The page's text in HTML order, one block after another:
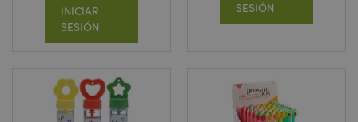
INICIAR
SESIÓN
SESIÓN